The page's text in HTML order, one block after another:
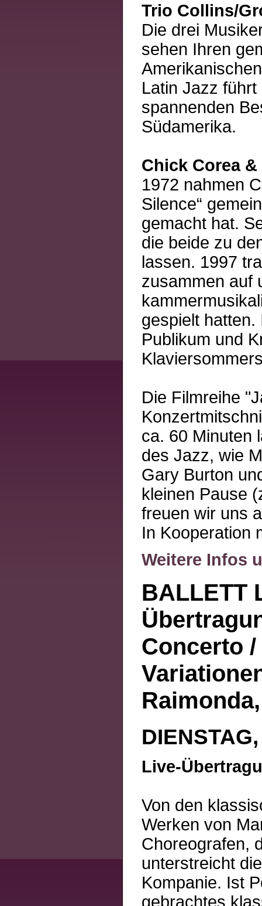
Trio Collins/
Die drei
sehen Ihren
Latin Jazz
spannenden
Südamerika.
Chick Corea
1972 nahmen
Silence“
gemacht hat.
die beide zu
lassen. 1997
zusammen auf
gespielt
Publikum und
Die Filmreihe
ca. 60 Minuten
des Jazz, wie
Gary Burton
kleinen Pause
freuen wir uns
In Kooperation
Weitere Infos
BALLETT
Concerto
Live-
Von den
Werken von
Choreografen,
unterstreicht
Kompanie. Ist
gebrachtes